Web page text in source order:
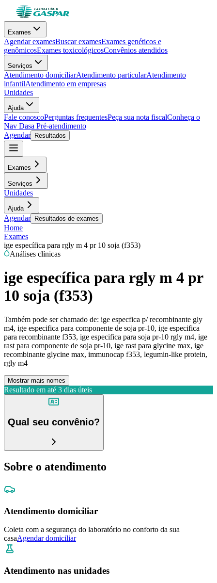
Exames
Agendar examesBuscar examesExames genéticos e
genômicosExames toxicológicosConvênios atendidos
Serviços
Atendimento domiciliarAtendimento particularAtendimento
infantilAtendimento em empresas
Unidades
Ajuda
Fale conoscoPerguntas frequentesPeça sua nota fiscalConheça o
Nav Dasa Pré-atendimento
Agendar
Resultados
Exames
Serviços
Unidades
Ajuda
Agendar Resultados de exames
Home
Exames
ige específica para rgly m 4 pr 10 soja (f353)
Análises clínicas
ige específica para rgly m 4 pr
10 soja (f353)
Também pode ser chamado de: ige especfica p/ recombinante gly
m4, ige especifica para componente de soja pr-10, ige especifica
para recombinante f353, ige especifica para soja pr-10 rgly m4, ige
rast para componente de soja pr-10, ige rast para glycine max, ige
recombinante glycine max, immunocap f353, legumin-like protein,
rgly m4
Mostrar mais nomes
Resultado em até 3 dias úteis
Qual seu convênio?
Sobre o atendimento
Atendimento domiciliar
Coleta com a segurança do laboratório no conforto da sua
casaAgendar domiciliar
Atendimento nas unidades